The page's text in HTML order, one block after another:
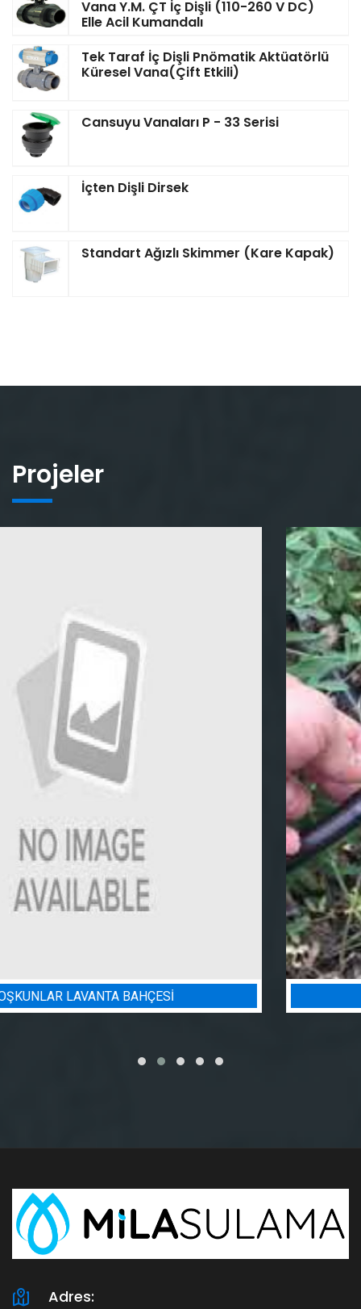
Vana Y.M. ÇT İç Dişli (110-260 V DC)
Elle Acil Kumandalı
Tek Taraf İç Dişli Pnömatik Aktüatörlü
Küresel Vana(Çift Etkili)
Cansuyu Vanaları P - 33 Serisi
İçten Dişli Dirsek
Standart Ağızlı Skimmer (Kare Kapak)
Projeler
BADEM BAHÇESI SULAMA PROJESI
Adres: